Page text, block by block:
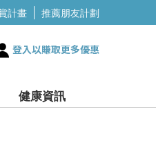
計畫 推薦朋友計劃
登入以賺取更多優惠
健康資訊